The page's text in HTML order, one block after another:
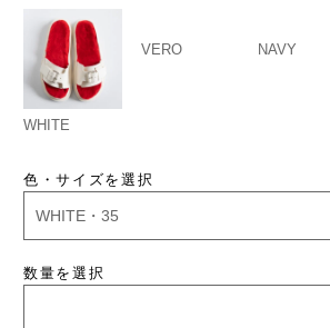
WHITE
VERO NAVY
色・サイズを選択
数量を選択